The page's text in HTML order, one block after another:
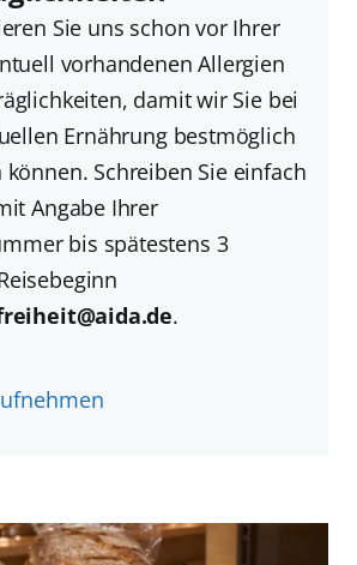
Sie uns schon vor Ihrer
vorhandenen Allergien
damit wir Sie bei
Ernährung bestmöglich
Schreiben Sie einfach
Angabe Ihrer
bis spätestens 3
.